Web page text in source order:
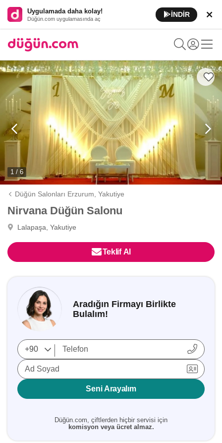
Uygulamada daha kolay!
Düğün.com uygulamasında aç
İNDİR
1 / 6
Düğün Salonları Erzurum,Yakutiye
Nirvana Düğün Salonu
Lalapaşa, Yakutiye
Teklif Al
Aradığın Firmayı Birlikte
Bulalım!
Ad Soyad
Seni Arayalım
Düğün.com, çiftlerden hiçbir servisi için
komisyon veya ücret almaz.